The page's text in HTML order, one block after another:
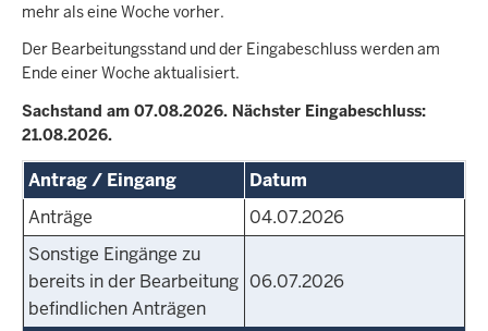
mehr als eine Woche vorher.
Der Bearbeitungsstand und der Eingabeschluss werden am
Ende einer Woche aktualisiert.
Sachstand am 07.08.2026. Nächster Eingabeschluss:
21.08.2026.
Antrag / Eingang
Datum
Anträge
04.07.2026
Sonstige Eingänge zu
bereits in der Bearbeitung
befindlichen Anträgen
06.07.2026